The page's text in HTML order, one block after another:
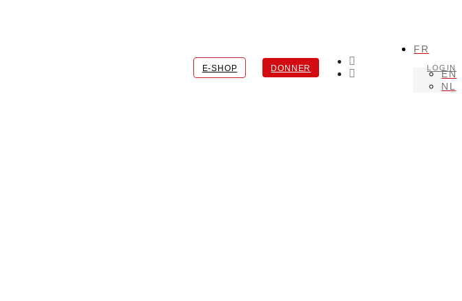
E-SHOP DONNER
FR
EN
NL
LOGIN